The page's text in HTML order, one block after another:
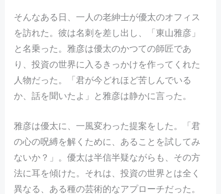
そんなある日、一人の老紳士が優太のオフィス
を訪れた。彼は名刺を差し出し、「東山雅彦」
と名乗った。雅彦は優太のかつての師匠であ
り、投資の世界に入るきっかけを作ってくれた
人物だった。「君が今どれほど苦しんでいる
か、話を聞いたよ」と雅彦は静かに言った。
雅彦は優太に、一風変わった提案をした。「君
の心の呪縛を解くために、あることを試してみ
ないか？」。優太は半信半疑ながらも、その方
法に耳を傾けた。それは、投資の世界とは全く
異なる、ある種の芸術的なアプローチだった。